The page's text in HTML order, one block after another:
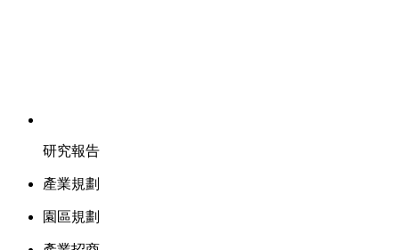
研究報告
產業規劃
園區規劃